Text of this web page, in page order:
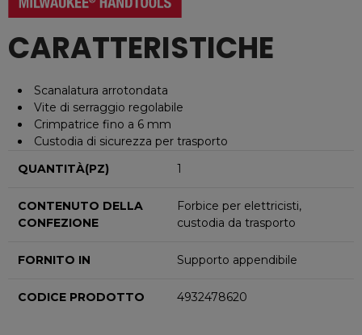
CARATTERISTICHE
Scanalatura arrotondata
Vite di serraggio regolabile
Crimpatrice fino a 6 mm
Custodia di sicurezza per trasporto
QUANTITÀ(PZ)
1
CONTENUTO DELLA
CONFEZIONE
Forbice per elettricisti,
custodia da trasporto
FORNITO IN Supporto appendibile
CODICE PRODOTTO 4932478620